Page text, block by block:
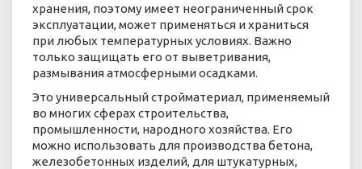
хранения, поэтому имеет неограниченный срок
эксплуатации, может применяться и храниться
при любых температурных условиях. Важно
только защищать его от выветривания,
размывания атмосферными осадками.
Это универсальный стройматериал, применяемый
во многих сферах строительства,
промышленности, народного хозяйства. Его
можно использовать для производства бетона,
железобетонных изделий, для штукатурных,